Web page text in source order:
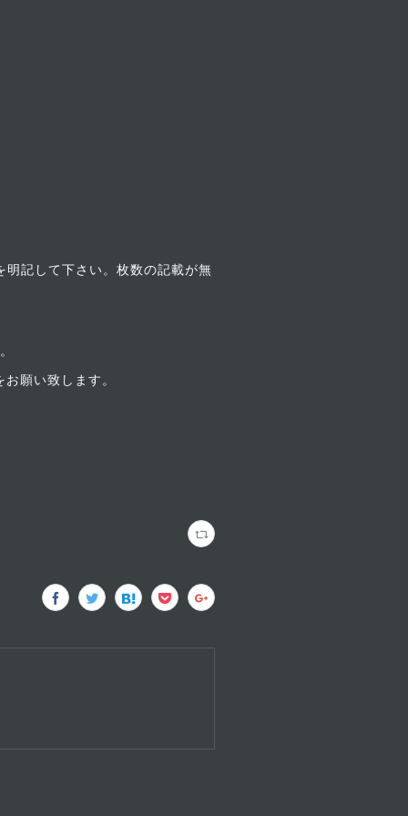
記して下さい。枚数の記載が無
願い致します。